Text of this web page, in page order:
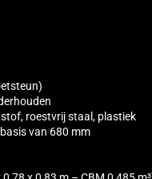
roestvrij staal, plastiek
van 680 mm